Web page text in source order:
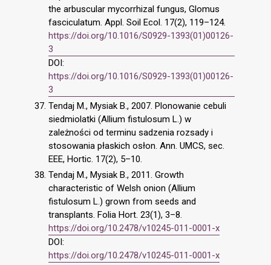
the arbuscular mycorrhizal fungus, Glomus
fasciculatum. Appl. Soil Ecol. 17(2), 119–124.
https://doi.org/10.1016/S0929-1393(01)00126-
3
DOI:
https://doi.org/10.1016/S0929-1393(01)00126-
3
Tendaj M., Mysiak B., 2007. Plonowanie cebuli
siedmiolatki (Allium fistulosum L.) w
zależności od terminu sadzenia rozsady i
stosowania płaskich osłon. Ann. UMCS, sec.
EEE, Hortic. 17(2), 5–10.
Tendaj M., Mysiak B., 2011. Growth
characteristic of Welsh onion (Allium
fistulosum L.) grown from seeds and
transplants. Folia Hort. 23(1), 3–8.
https://doi.org/10.2478/v10245-011-0001-x
DOI:
https://doi.org/10.2478/v10245-011-0001-x